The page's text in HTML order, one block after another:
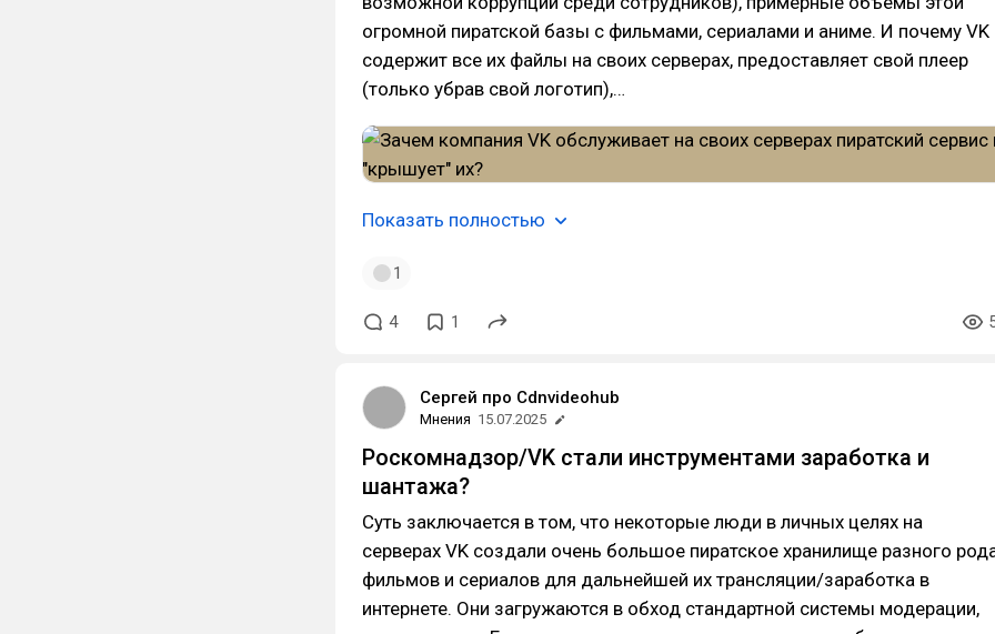
огромной пиратской базы с фильмами, сериалами и аниме. И почему VK
содержит все их файлы на своих серверах, предоставляет свой плеер
(только убрав свой логотип),…
Показать полностью
1
4 1
Сергей про Cdnvideohub
Мнения 15.07.2025
Роскомнадзор/VK стали инструментами заработка и
шантажа?
Суть заключается в том, что некоторые люди в личных целях на
серверах VK создали очень большое пиратское хранилище разного
фильмов и сериалов для дальнейшей их трансляции/заработка в
интернете. Они загружаются в обход стандартной системы модерации,